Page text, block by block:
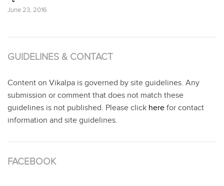
June 23, 2016
GUIDELINES & CONTACT
Content on Vikalpa is governed by site guidelines. Any
submission or comment that does not match these
guidelines is not published. Please click here for contact
information and site guidelines.
FACEBOOK